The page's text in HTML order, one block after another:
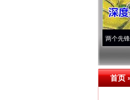
永葆“两个先锋队”本色·[
首页